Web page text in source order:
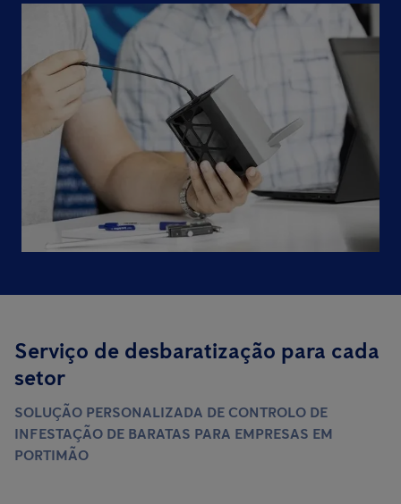
Serviço de desbaratização para cada
setor
SOLUÇÃO PERSONALIZADA DE CONTROLO DE
INFESTAÇÃO DE BARATAS PARA EMPRESAS EM
PORTIMÃO